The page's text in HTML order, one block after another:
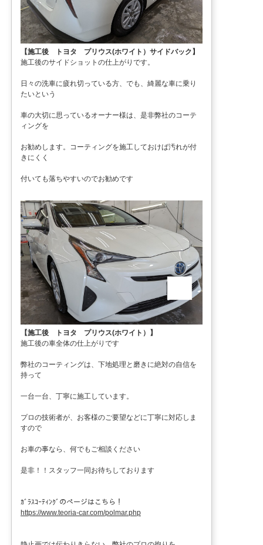
【施工後 トヨタ プリウス(ホワイト）サイドバック】
施工後のサイドショットの仕上がりです。
日々の洗車に疲れ切っている方、でも、綺麗な車に乗り
たいという
車の大切に思っているオーナー様は、是非弊社のコーテ
ィングを
お勧めします。コーティングを施工しておけば汚れが付
きにくく
付いても落ちやすいのでお勧めです
【施工後 トヨタ プリウス(ホワイト）】
施工後の車全体の仕上がりです
弊社のコーティングは、下地処理と磨きに絶対の自信を
持って
一台一台、丁寧に施工しています。
プロの技術者が、お客様のご要望などに丁寧に対応しま
すので
お車の事なら、何でもご相談ください
是非！！スタッフ一同お待ちしております
ｶﾞﾗｽｺｰﾃｨﾝｸﾞのページはこちら！
https://www.teoria-car.com/polmar.php